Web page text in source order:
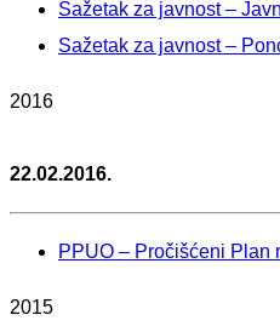
Sažetak za javnost –
Sažetak za javnost –
2016
22.02.2016.
PPUO – Pročišćeni Plan
2015